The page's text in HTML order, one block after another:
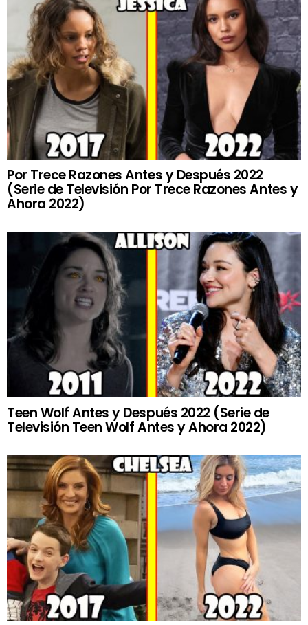
Por Trece Razones Antes y Después 2022
(Serie de Televisión Por Trece Razones Antes y
Ahora 2022)
Teen Wolf Antes y Después 2022 (Serie de
Televisión Teen Wolf Antes y Ahora 2022)